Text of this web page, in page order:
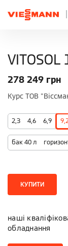
278 249 грн
Курс ТОВ
2,3 4,6 6,9
бак 40 л
КУПИТИ
наші
обладнання